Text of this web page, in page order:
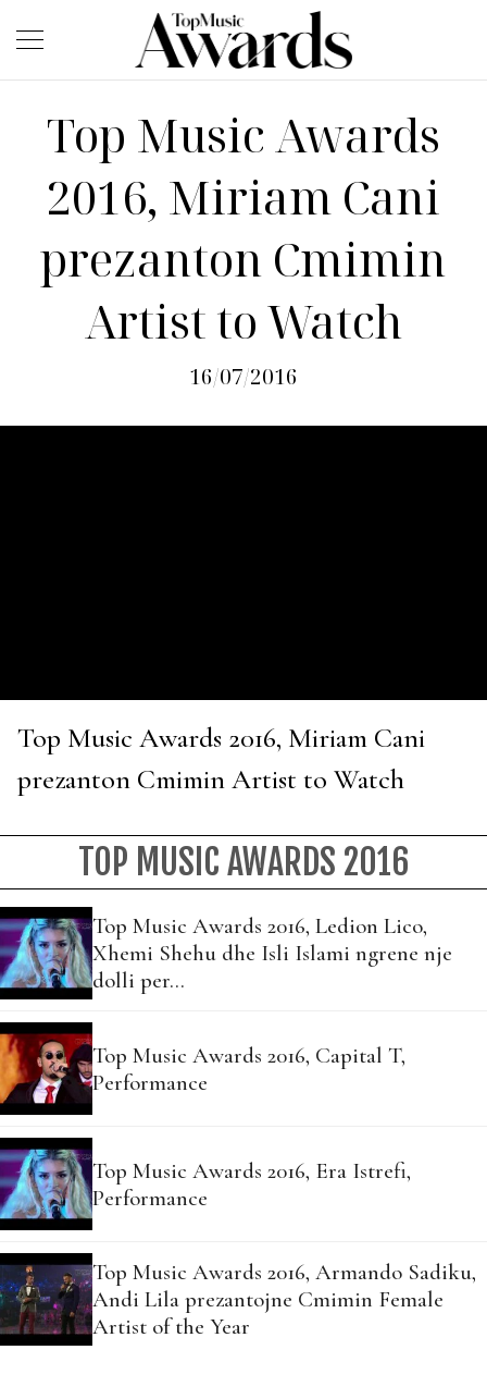
Top Music Awards
2016, Miriam Cani
prezanton Cmimin
Artist to Watch
16/07/2016
Top Music Awards 2016, Miriam Cani
prezanton Cmimin Artist to Watch
TOP MUSIC AWARDS 2016
Top Music Awards 2016, Ledion Lico,
Xhemi Shehu dhe Isli Islami ngrene nje
dolli per…
Top Music Awards 2016, Capital T,
Performance
Top Music Awards 2016, Era Istrefi,
Performance
Top Music Awards 2016, Armando Sadiku,
Andi Lila prezantojne Cmimin Female
Artist of the Year